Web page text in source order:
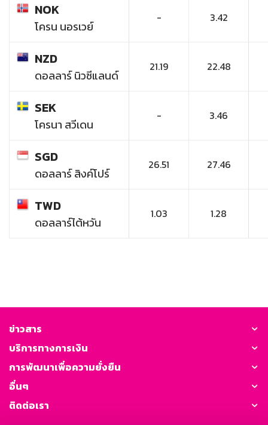
NOK
โครน นอรเวย์
- 3.42
NZD
ดอลลาร์ นิวซีแลนด์
21.19 22.48
SEK
โครนา สวีเดน
- 3.46
SGD
ดอลลาร์ สิงค์โปร์
26.51 27.46
TWD
ดอลลาร์ไต้หวัน
1.03 1.28
ข่าวสาร
บริการทางการเงิน
การพัฒนาเพื่อความยั่งยืน
อื่นๆ
ติดต่อเรา